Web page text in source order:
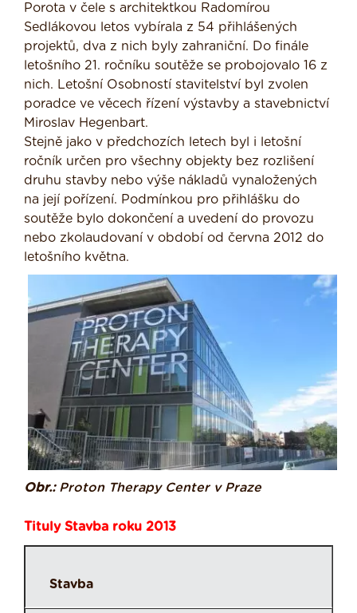
Porota v čele s architektkou Radomírou
Sedlákovou letos vybírala z 54 přihlášených
projektů, dva z nich byly zahraniční. Do finále
letošního 21. ročníku soutěže se probojovalo 16 z
nich. Letošní Osobností stavitelství byl zvolen
poradce ve věcech řízení výstavby a stavebnictví
Miroslav Hegenbart.
Stejně jako v předchozích letech byl i letošní
ročník určen pro všechny objekty bez rozlišení
druhu stavby nebo výše nákladů vynaložených
na její pořízení. Podmínkou pro přihlášku do
soutěže bylo dokončení a uvedení do provozu
nebo zkolaudovaní v období od června 2012 do
letošního května.
Obr.:Proton Therapy Center v Praze
Tituly Stavba roku 2013
Stavba